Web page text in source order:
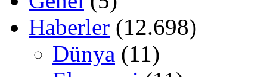
Haberler (12.698)
Dünya (11)